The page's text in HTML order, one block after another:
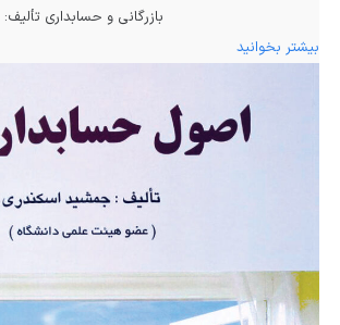
بازرگانی و حسابداری
بیشتر بخوانید